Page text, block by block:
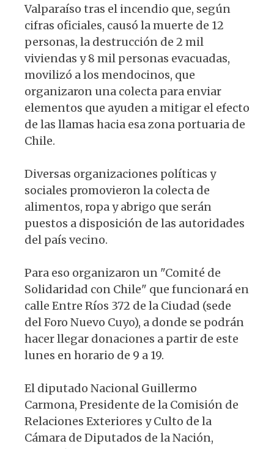
Valparaíso tras el incendio que, según
cifras oficiales, causó la muerte de 12
personas, la destrucción de 2 mil
viviendas y 8 mil personas evacuadas,
movilizó a los mendocinos, que
organizaron una colecta para enviar
elementos que ayuden a mitigar el efecto
de las llamas hacia esa zona portuaria de
Chile.
Diversas organizaciones políticas y
sociales promovieron la colecta de
alimentos, ropa y abrigo que serán
puestos a disposición de las autoridades
del país vecino.
Para eso organizaron un "Comité de
Solidaridad con Chile" que funcionará en
calle Entre Ríos 372 de la Ciudad (sede
del Foro Nuevo Cuyo), a donde se podrán
hacer llegar donaciones a partir de este
lunes en horario de 9 a 19.
El diputado Nacional Guillermo
Carmona, Presidente de la Comisión de
Relaciones Exteriores y Culto de la
Cámara de Diputados de la Nación,